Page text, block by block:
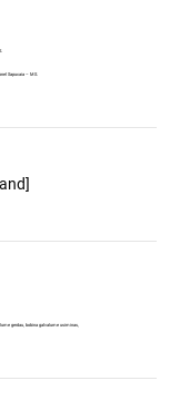
Sapucaia – MS.
gerdau, bobina galvalume usiminas,